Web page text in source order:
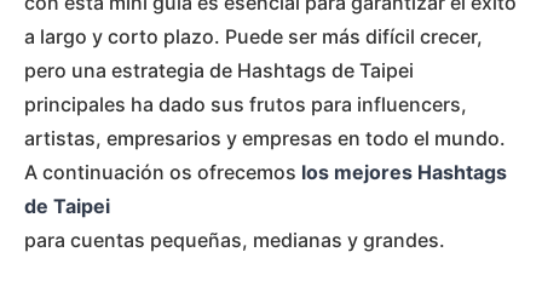
a largo y corto plazo. Puede ser más difícil crecer,
pero una estrategia de Hashtags de Taipei
principales ha dado sus frutos para influencers,
artistas, empresarios y empresas en todo el mundo.
A continuación os ofrecemos los mejores Hashtags
de Taipei
para cuentas pequeñas, medianas y grandes.